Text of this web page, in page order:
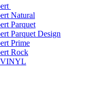
Natural
Parquet
Parquet Design
Prime
Rock